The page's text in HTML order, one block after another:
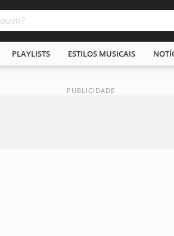
PLAYLISTS ESTILOS MUSICAIS